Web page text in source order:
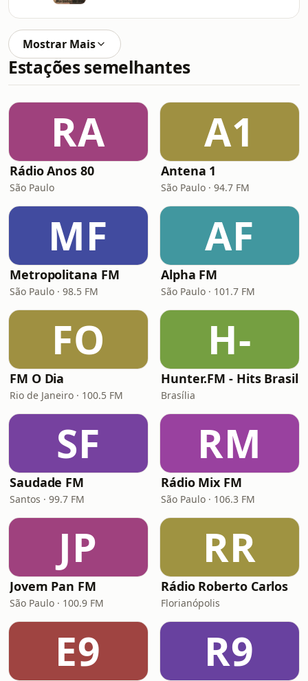
Mostrar Mais
Estações semelhantes
RA
Rádio Anos 80
São Paulo
A1
Antena 1
São Paulo · 94.7 FM
MF
Metropolitana FM
São Paulo · 98.5 FM
AF
Alpha FM
São Paulo · 101.7 FM
FO
FM O Dia
Rio de Janeiro · 100.5 FM
H-
Hunter.FM - Hits Brasil
Brasília
SF
Saudade FM
Santos · 99.7 FM
RM
Rádio Mix FM
São Paulo · 106.3 FM
JP
Jovem Pan FM
São Paulo · 100.9 FM
RR
Rádio Roberto Carlos
Florianópolis
E9 R9